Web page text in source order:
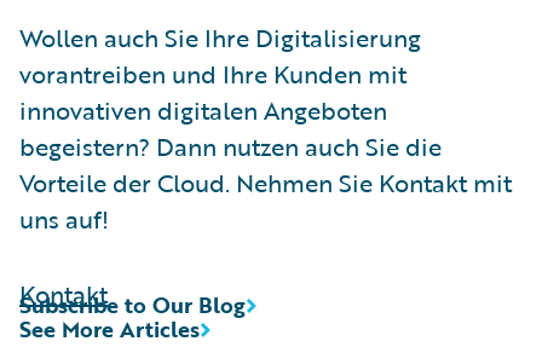
Wollen auch Sie Ihre Digitalisierung
vorantreiben und Ihre Kunden mit
innovativen digitalen Angeboten
begeistern? Dann nutzen auch Sie die
Vorteile der Cloud. Nehmen Sie Kontakt mit
uns auf!
Kontakt
See More Articles
Subscribe to Our Blog